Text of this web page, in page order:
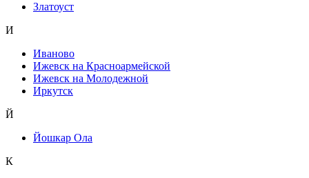
Златоуст
И
Иваново
Ижевск на Красноармейской
Ижевск на Молодежной
Иркутск
Й
Йошкар Ола
К